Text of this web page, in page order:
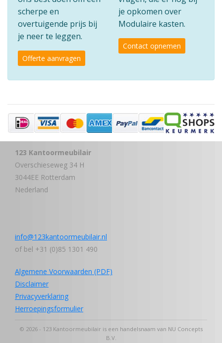
scherpe en
overtuigende prijs bij
je neer te leggen.
Offerte aanvragen
je opkomen over
Modulaire kasten.
Contact opnemen
123 Kantoormeubilair
Overschieseweg 34 H
3044EE Rotterdam
Nederland
info@123kantoormeubilair.nl
of bel +31 (0)85 1301 490
Algemene Voorwaarden (PDF)
Disclaimer
Privacyverklaring
Herroepingsformulier
© 2026 - 123 Kantoormeubilair is een handelsnaam van NU Concepts
B.V.